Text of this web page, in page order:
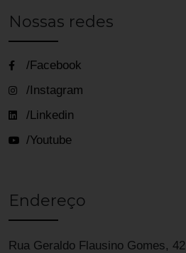
Nossas redes
/Facebook
/Instagram
/Linkedin
/Youtube
Endereço
Rua Geraldo Flausino Gomes, 42